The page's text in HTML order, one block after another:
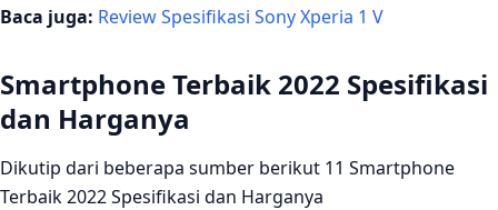
9. Galaxy Z FLIP 3.
10. TCL 20S
11. Google Pixel 5A
13. OnePlus 10
Baca juga: Review Spesifikasi Sony Xperia 1 V
Smartphone Terbaik 2022 Spesifikasi
dan Harganya
Dikutip dari beberapa sumber berikut 11 Smartphone
Terbaik 2022 Spesifikasi dan Harganya